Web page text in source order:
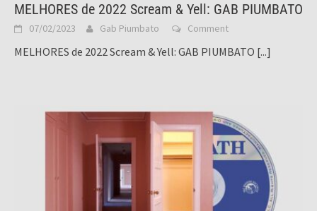
MELHORES de 2022 Scream & Yell: GAB PIUMBATO
07/02/2023 Gab Piumbato Comment
MELHORES de 2022 Scream & Yell: GAB PIUMBATO [...]